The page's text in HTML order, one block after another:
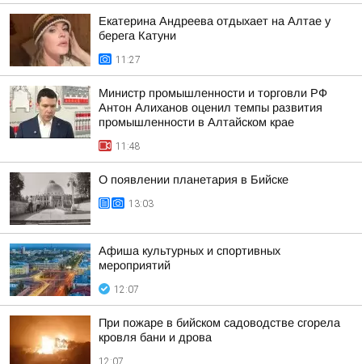
Екатерина Андреева отдыхает на Алтае у
берега Катуни
11:27
Министр промышленности и торговли РФ
Антон Алиханов оценил темпы развития
промышленности в Алтайском крае
11:48
О появлении планетария в Бийске
13:03
Афиша культурных и спортивных
мероприятий
12:07
При пожаре в бийском садоводстве сгорела
кровля бани и дрова
12:07